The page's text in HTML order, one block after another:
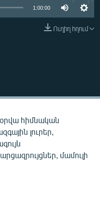
1:00:00
Ուղիղ հղում
հիմնական
լուրեր,
մամուլի